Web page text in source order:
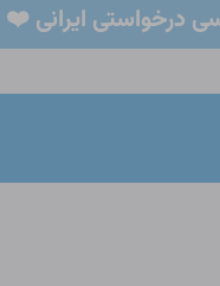
درخواستی ایرانی ❤️